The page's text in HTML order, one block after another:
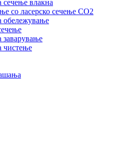
сечење влакна
со ласерско сечење CO2
обележување
заварување
чистење